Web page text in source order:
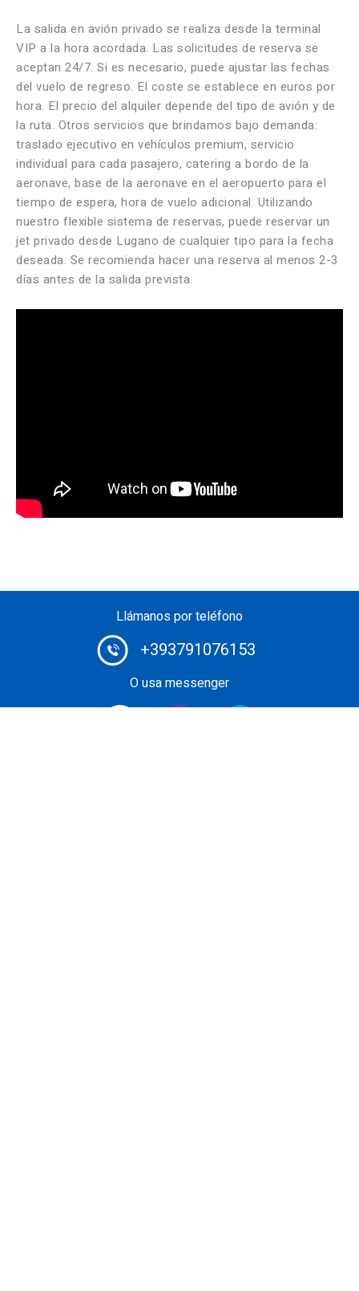
La salida en avión privado se realiza desde la terminal
VIP a la hora acordada. Las solicitudes de reserva se
aceptan 24/7. Si es necesario, puede ajustar las fechas
del vuelo de regreso. El coste se establece en euros por
hora. El precio del alquiler depende del tipo de avión y de
la ruta. Otros servicios que brindamos bajo demanda:
traslado ejecutivo en vehículos premium, servicio
individual para cada pasajero, catering a bordo de la
aeronave, base de la aeronave en el aeropuerto para el
tiempo de espera, hora de vuelo adicional. Utilizando
nuestro flexible sistema de reservas, puede reservar un
jet privado desde Lugano de cualquier tipo para la fecha
deseada. Se recomienda hacer una reserva al menos 2-3
días antes de la salida prevista.
Llámanos por teléfono
+393791076153
O usa messenger